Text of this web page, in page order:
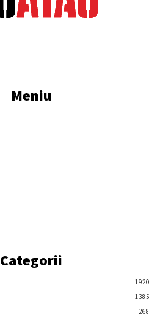
Meniu
Categorii
1920
1385
268